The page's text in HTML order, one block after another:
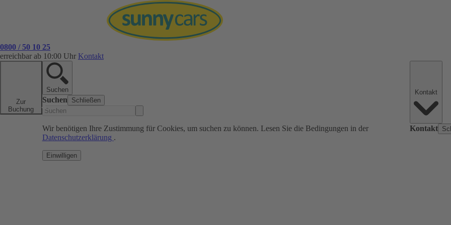
0800 / 50 10 25
erreichbar ab 10:00 Uhr Kontakt
Zur
Buchung
Suchen
Suchen Schließen
Wir benötigen Ihre Zustimmung für Cookies, um suchen zu können. Lesen Sie die Bedingungen in der
Datenschutzerklärung .
Einwilligen
Kontakt